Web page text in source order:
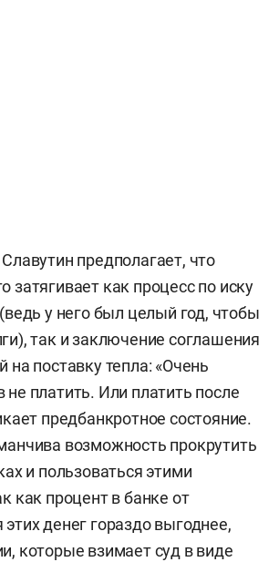
предполагает, что
затягивает как процесс по иску
у него был целый год, чтобы
так и заключение соглашения
на поставку тепла: «Очень
платить. Или платить после
предбанкротное состояние.
возможность прокрутить
и пользоваться этими
как процент в банке от
этих денег гораздо выгоднее,
которые взимает суд в виде